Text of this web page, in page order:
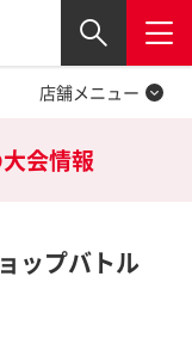
閉じる
店舗メニュー
大会情報
ップバトル